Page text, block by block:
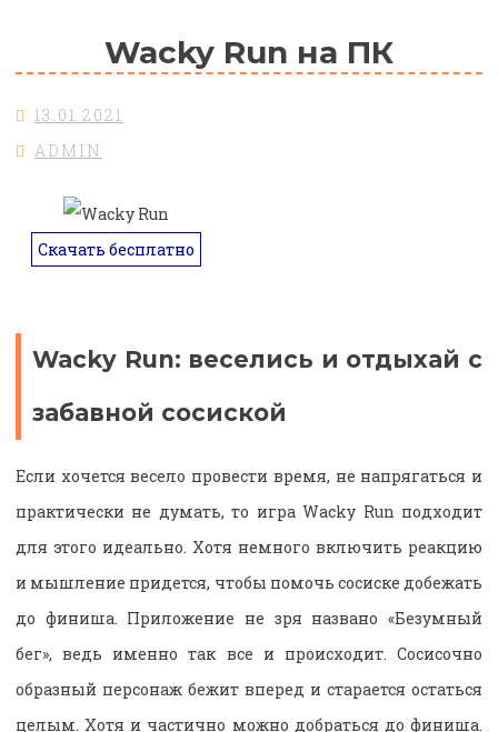
Wacky Run на ПК
13.01.2021
ADMIN
Скачать бесплатно
Wacky Run: веселись и отдыхай с
забавной сосиской
Если хочется весело провести время, не напрягаться и
практически не думать, то игра Wacky Run подходит
для этого идеально. Хотя немного включить реакцию
и мышление придется, чтобы помочь сосиске добежать
до финиша. Приложение не зря названо «Безумный
бег», ведь именно так все и происходит. Сосисочно
образный персонаж бежит вперед и старается остаться
целым. Хотя и частично можно добраться до финиша.